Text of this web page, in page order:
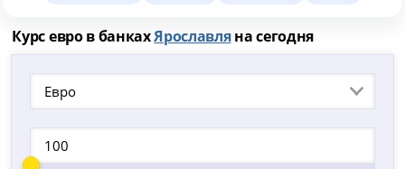
Курс евро в банкахЯрославляна сегодня
Евро